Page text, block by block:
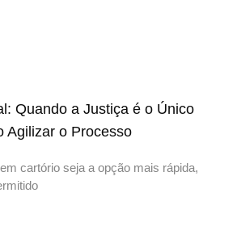
Quando a Justiça é o Único
Agilizar o Processo
cartório seja a opção mais rápida,